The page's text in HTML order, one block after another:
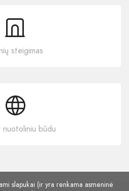
steigimas
nuotoliniu būdu
slapukai (ir yra renkama asmeninė